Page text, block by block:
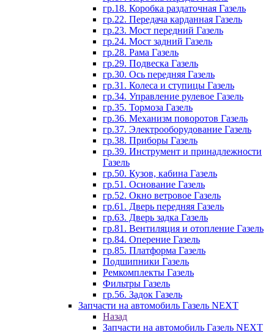
гр.18. Коробка раздаточная Газель
гр.22. Передача карданная Газель
гр.23. Мост передний Газель
гр.24. Мост задний Газель
гр.28. Рама Газель
гр.29. Подвеска Газель
гр.30. Ось передняя Газель
гр.31. Колеса и ступицы Газель
гр.34. Управление рулевое Газель
гр.35. Тормоза Газель
гр.36. Механизм поворотов Газель
гр.37. Электрооборудование Газель
гр.38. Приборы Газель
гр.39. Инструмент и принадлежности
Газель
гр.50. Кузов, кабина Газель
гр.51. Основание Газель
гр.52. Окно ветровое Газель
гр.61. Дверь передняя Газель
гр.63. Дверь задка Газель
гр.81. Вентиляция и отопление Газель
гр.84. Оперение Газель
гр.85. Платформа Газель
Подшипники Газель
Ремкомплекты Газель
Фильтры Газель
гр.56. Задок Газель
Запчасти на автомобиль Газель NEXT
Назад
Запчасти на автомобиль Газель NEXT